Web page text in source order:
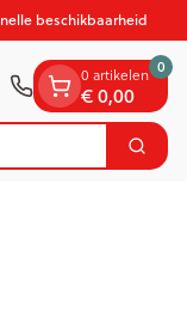
beschikbaarheid
Zoek
0 artikelen
€ 0,00
0